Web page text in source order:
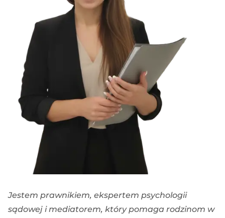
Jestem prawnikiem, ekspertem psychologii
sądowej i mediatorem, który pomaga rodzinom w